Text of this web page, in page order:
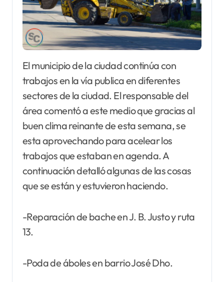
El municipio de la ciudad continúa con
trabajos en la vía publica en diferentes
sectores de la ciudad. El responsable del
área comentó a este medio que gracias al
buen clima reinante de esta semana, se
esta aprovechando para acelear los
trabajos que estaban en agenda. A
continuación detalló algunas de las cosas
que se están y estuvieron haciendo.
-Reparación de bache en J. B. Justo y ruta
13.
-Poda de áboles en barrio José Dho.